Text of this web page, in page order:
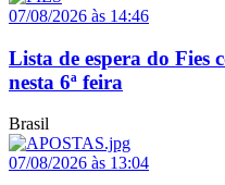
07/08/2026 às 14:46
Lista de espera do Fies
nesta 6ª feira
Brasil
07/08/2026 às 13:04